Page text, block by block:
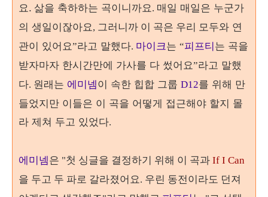
요. 삶을 축하하는 곡이니까요. 매일 매일은 누군가
의 생일이잖아요, 그러니까 이 곡은 우리 모두와 연
관이 있어요”라고 말했다. 마이크는 “피프티 는 곡을
받자마자 한시간만에 가사를 다 썼어요”라고 말했
다. 원래는 에미넴이 속한 힙합 그룹 D12를 위해 만
들었지만 이들은 이 곡을 어떻게 접근해야 할지 몰
라 제쳐 두고 있었다.
에미넴은 "첫 싱글을 결정하기 위해 이 곡과 If I Can
을 두고 두 파로 갈라졌어요. 우린 동전이라도 던져